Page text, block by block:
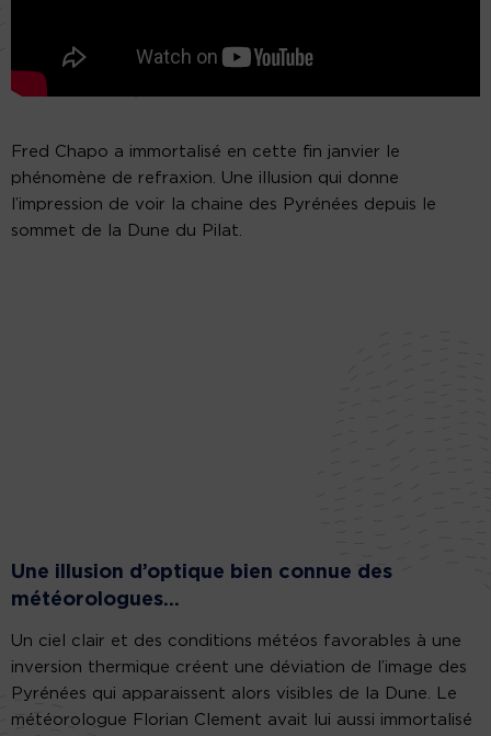
Fred Chapo a immortalisé en cette fin janvier le
phénomène de refraxion. Une illusion qui donne
l’impression de voir la chaine des Pyrénées depuis le
sommet de la Dune du Pilat.
Une illusion d’optique bien connue des
météorologues…
Un ciel clair et des conditions météos favorables à une
inversion thermique créent une déviation de l’image des
Pyrénées qui apparaissent alors visibles de la Dune. Le
météorologue Florian Clement avait lui aussi immortalisé